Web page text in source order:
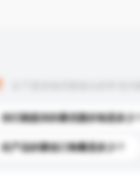
你们能提供的最优惠价格是多少？
此产品的最低订购量是多少？